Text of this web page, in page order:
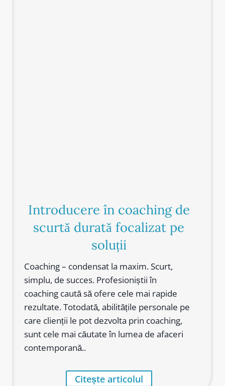
Introducere în coaching de
scurtă durată focalizat pe
soluții
Coaching – condensat la maxim. Scurt,
simplu, de succes. Profesioniștii în
coaching caută să ofere cele mai rapide
rezultate. Totodată, abilitățile personale pe
care clienții le pot dezvolta prin coaching,
sunt cele mai căutate în lumea de afaceri
contemporană..
Citește articolul